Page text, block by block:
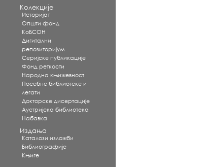
Колекције
Историјат
Општи фонд
КоБСОН
Дигитални
репозиторијум
Серијске публикације
Фонд реткости
Народна књижевност
Посебне библиотеке и
легати
Докторске дисертације
Аустријска библиотека
Набавка
Издања
Каталози изложби
Библиографије
Књиге